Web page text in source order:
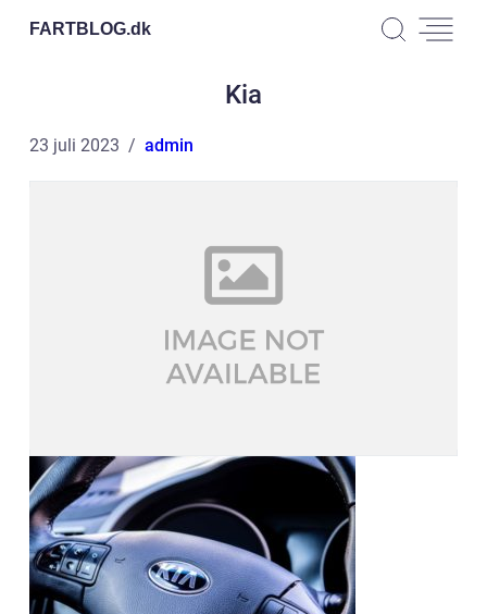
FARTBLOG.dk
Kia
23 juli 2023 admin